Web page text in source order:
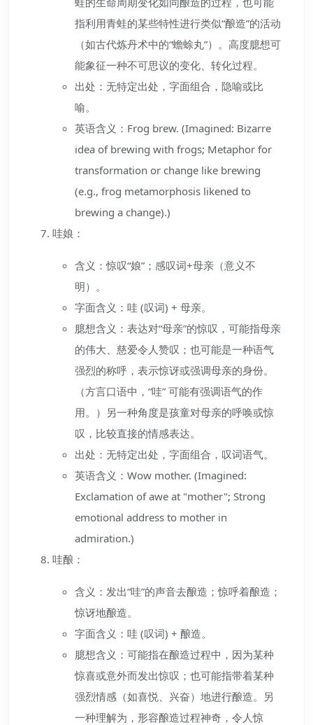
指利用青蛙的某些特性进行类似“酿造”的活动
（如古代炼丹术中的“蟾蜍丸”）。高度臆想可
能象征一种不可思议的变化、转化过程。
出处：无特定出处，字面组合，隐喻或比
喻。
英语含义：Frog brew. (Imagined: Bizarre
idea of brewing with frogs; Metaphor for
transformation or change like brewing
(e.g., frog metamorphosis likened to
brewing a change).)
哇娘：
含义：惊叹“娘”；感叹词+母亲（意义不
明）。
字面含义：哇 (叹词) + 母亲。
臆想含义：表达对“母亲”的惊叹，可能指母亲
的伟大、慈爱令人赞叹；也可能是一种语气
强烈的称呼，表示惊讶或强调母亲的身份。
（方言口语中，“哇” 可能有强调语气的作
用。）另一种角度是孩童对母亲的呼唤或惊
叹，比较直接的情感表达。
出处：无特定出处，字面组合，叹词语气。
英语含义：Wow mother. (Imagined:
Exclamation of awe at "mother"; Strong
emotional address to mother in
admiration.)
哇酿：
含义：发出“哇”的声音去酿造；惊呼着酿造；
惊讶地酿造。
字面含义：哇 (叹词) + 酿造。
臆想含义：可能指在酿造过程中，因为某种
惊喜或意外而发出惊叹；也可能指带着某种
强烈情感（如喜悦、兴奋）地进行酿造。另
一种理解为，形容酿造过程神奇，令人惊